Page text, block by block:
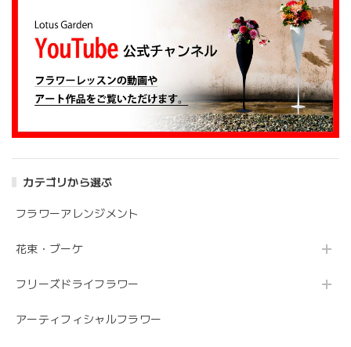
カテゴリから選ぶ
フラワーアレンジメント
花束・ブーケ
フリーズドライフラワー
アーティフィシャルフラワー